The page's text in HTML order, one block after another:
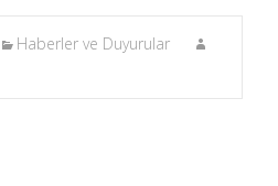
Haberler ve Duyurular